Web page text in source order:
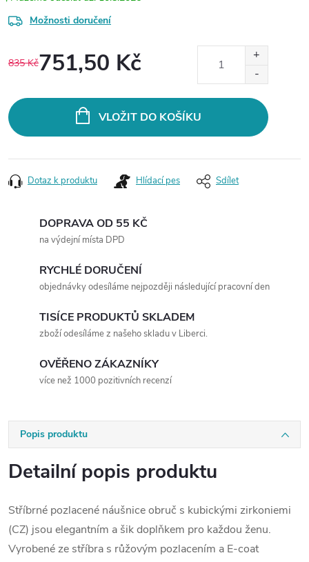
Možnosti doručení
835 Kč751,50 Kč
VLOŽIT DO KOŠÍKU
Dotaz k produktu Hlídací pes Sdílet
DOPRAVA OD 55 KČ
na výdejní místa DPD
RYCHLÉ DORUČENÍ
objednávky odesíláme nejpozději následující pracovní den
TISÍCE PRODUKTŮ SKLADEM
zboží odesíláme z našeho skladu v Liberci.
OVĚŘENO ZÁKAZNÍKY
více než 1000 pozitivních recenzí
Popis produktu
Detailní popis produktu
Stříbrné pozlacené náušnice obruč s kubickými zirkoniemi
(CZ) jsou elegantním a šik doplňkem pro každou ženu.
Vyrobené ze stříbra s růžovým pozlacením a E-coat